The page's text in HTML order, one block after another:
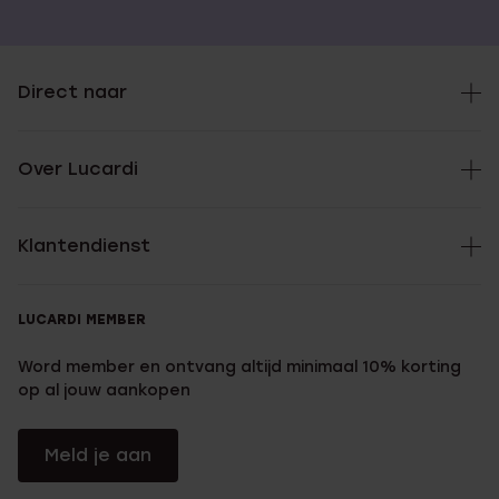
Direct naar
Over Lucardi
Klantendienst
LUCARDI MEMBER
Word member en ontvang altijd minimaal 10% korting
op al jouw aankopen
Meld je aan